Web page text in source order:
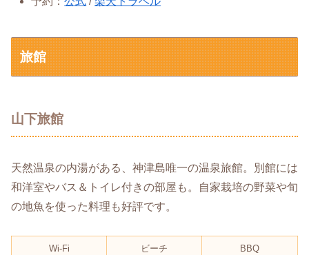
旅館
山下旅館
天然温泉の内湯がある、神津島唯一の温泉旅館。別館には
和洋室やバス＆トイレ付きの部屋も。自家栽培の野菜や旬
の地魚を使った料理も好評です。
Wi-Fi ビーチ BBQ